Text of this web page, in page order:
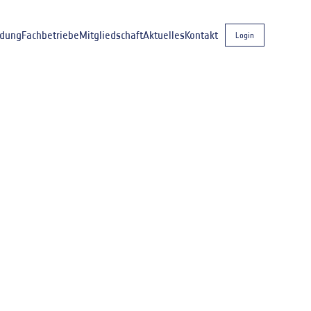
FachbetriebeMitgliedschaftAktuellesKontakt Login